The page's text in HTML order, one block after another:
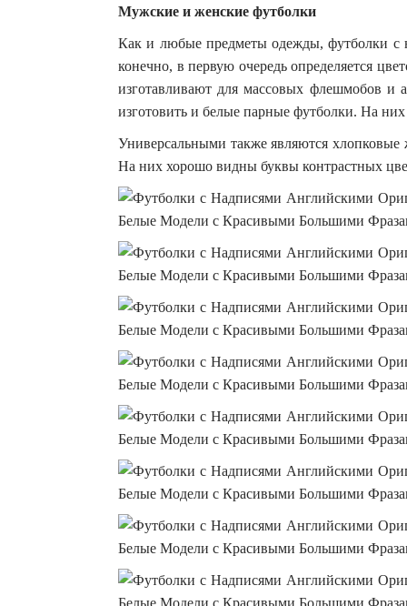
Мужские и женские футболки
Как и любые предметы одежды, футболки с
конечно, в первую очередь определяется
изготавливают для массовых флешмобов
изготовить и белые парные футболки. На
Универсальными также являются
На них хорошо видны буквы контрастных